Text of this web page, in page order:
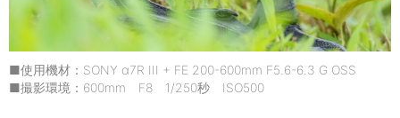
■使用機材：SONY α7R III + FE 200-600mm F5.6-6.3 G OSS
■撮影環境：600mm F8 1/250秒 ISO500